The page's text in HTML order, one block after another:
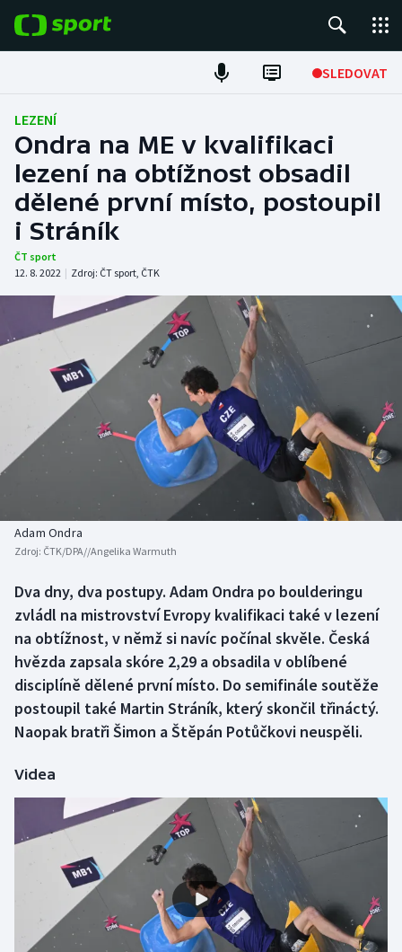
SLEDOVAT
Fotbal
Hokej
Tenis
Atletika
DALŠÍ SPORTY
Americký fotbal
Baseball a softbal
Basketbal
Biatlon
Boby a skeleton
Box
Curling
Dostihy
Florbal
Golf
Házená
Jezdectví
NEPŘEHLÉDNĚTE
Soutěže
Historické návraty
Aplikace ČT sport
AZ kvíz
LEZENÍ
Ondra na ME v kvalifikaci
lezení na obtížnost obsadil
dělené první místo, postoupil
i Stráník
ČT sport
12. 8. 2022 | Zdroj: ČT sport, ČTK
Adam Ondra
Zdroj: ČTK/DPA//Angelika Warmuth
Dva dny, dva postupy. Adam Ondra po boulderingu
zvládl na mistrovství Evropy kvalifikaci také v lezení
na obtížnost, v němž si navíc počínal skvěle. Česká
hvězda zapsala skóre 2,29 a obsadila v oblíbené
disciplíně dělené první místo. Do semifinále soutěže
postoupil také Martin Stráník, který skončil třináctý.
Naopak bratři Šimon a Štěpán Potůčkovi neuspěli.
Videa